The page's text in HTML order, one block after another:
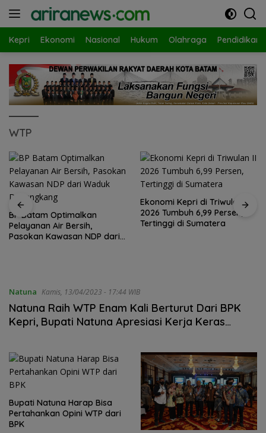
Kepri Ekonomi Nasional Hukum Olahraga Pendidikan
WTP
BP Batam Optimalkan
Pelayanan Air Bersih,
Pasokan Kawasan NDP dari
Ekonomi Kepri di Triwulan II
2026 Tumbuh 6,99 Persen,
Tertinggi di Sumatera
Natuna Kamis, 13/04/2023 - 17:44 WIB
Natuna Raih WTP Enam Kali Berturut Dari BPK
Kepri, Bupati Natuna Apresiasi Kerja Keras
Bupati Natuna Harap Bisa
Pertahankan Opini WTP dari
BPK